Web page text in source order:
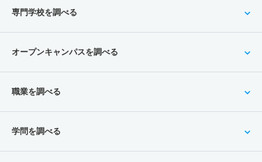
専門学校を調べる
オープンキャンパスを調べる
職業を調べる
学問を調べる